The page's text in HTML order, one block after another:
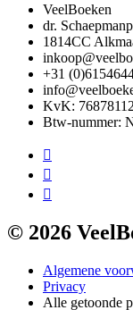
VeelBoeken
dr.
1814CC
+31
KvK: 76878112
Btw-nummer:
© 2026
Algemene
Privacy
Alle getoonde